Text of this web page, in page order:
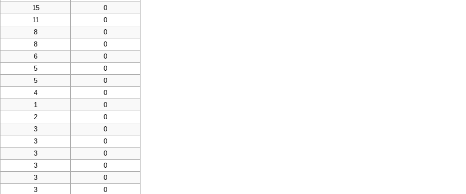
15
0
11
0
8
0
8
0
6
0
5
0
5
0
4
0
1
0
2
0
3
0
3
0
3
0
3
0
3
0
3
0